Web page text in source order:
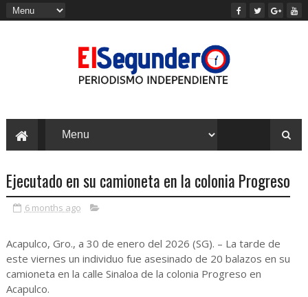
Ejecutado en su camioneta en la colonia Progreso
6 months ago
Acapulco, Gro., a 30 de enero del 2026 (SG). – La tarde de
este viernes un individuo fue asesinado de 20 balazos en su
camioneta en la calle Sinaloa de la colonia Progreso en
Acapulco.